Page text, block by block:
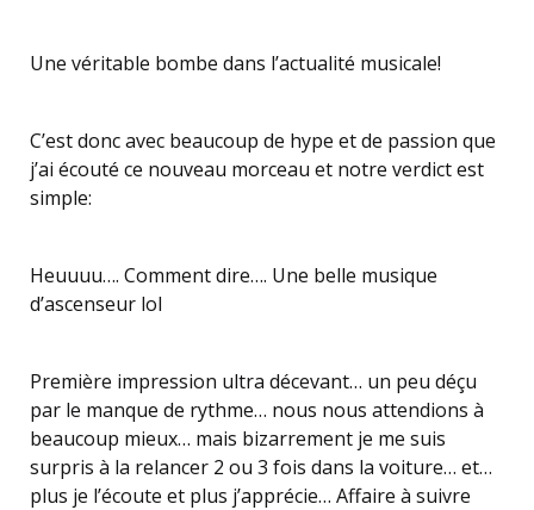
Une véritable bombe dans l’actualité musicale!
C’est donc avec beaucoup de hype et de passion que
j’ai écouté ce nouveau morceau et notre verdict est
simple:
Heuuuu…. Comment dire…. Une belle musique
d’ascenseur lol
Première impression ultra décevant… un peu déçu
par le manque de rythme… nous nous attendions à
beaucoup mieux… mais bizarrement je me suis
surpris à la relancer 2 ou 3 fois dans la voiture… et…
plus je l’écoute et plus j’apprécie… Affaire à suivre